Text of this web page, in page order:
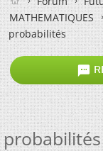
MATHEMATIQUES
probabilités

probabilités